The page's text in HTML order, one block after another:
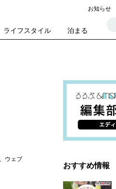
お知らせ
ライフスタイル 泊まる
ウェブ
おすすめ情報